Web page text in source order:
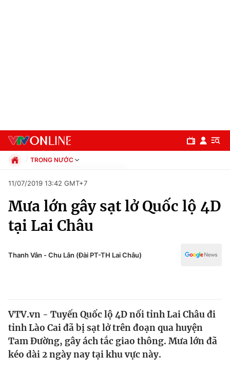
Chuyên mục
Chính trị
Y tế
Thế giới
TRONG NƯỚC
Xã hội
Pháp luật
Thể thao
Văn hóa - Giải trí
Giáo dục
11/07/2019 13:42 GMT+7
Mưa lớn gây sạt lở Quốc lộ 4D
tại Lai Châu
Thanh Vân - Chu Lân (Đài PT-TH Lai Châu)
VTV.vn - Tuyến Quốc lộ 4D nối tỉnh Lai Châu đi
tỉnh Lào Cai đã bị sạt lở trên đoạn qua huyện
Tam Đường, gây ách tắc giao thông. Mưa lớn đã
kéo dài 2 ngày nay tại khu vực này.